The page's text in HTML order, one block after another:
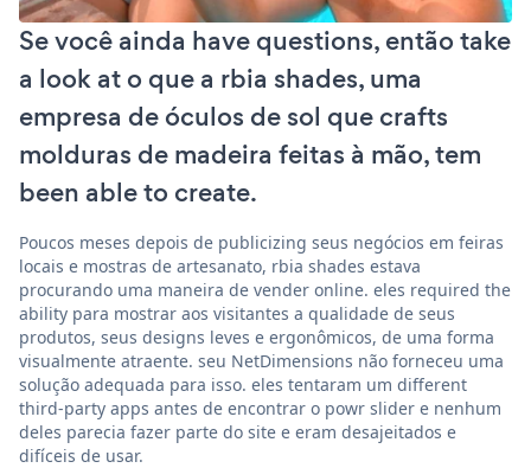
Se você ainda have questions, então take
a look at o que a rbia shades, uma
empresa de óculos de sol que crafts
molduras de madeira feitas à mão, tem
been able to create.
Poucos meses depois de publicizing seus negócios em feiras
locais e mostras de artesanato, rbia shades estava
procurando uma maneira de vender online. eles required the
ability para mostrar aos visitantes a qualidade de seus
produtos, seus designs leves e ergonômicos, de uma forma
visualmente atraente. seu NetDimensions não forneceu uma
solução adequada para isso. eles tentaram um different
third-party apps antes de encontrar o powr slider e nenhum
deles parecia fazer parte do site e eram desajeitados e
difíceis de usar.